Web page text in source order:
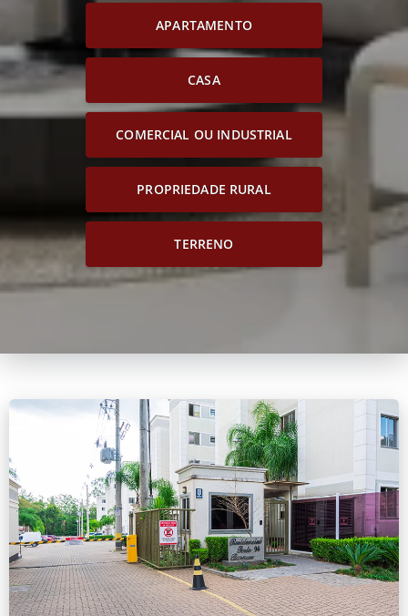
APARTAMENTO
CASA
COMERCIAL OU INDUSTRIAL
PROPRIEDADE RURAL
TERRENO